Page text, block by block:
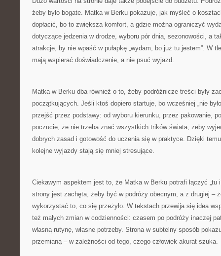
żeby było bogate. Matka w Berku pokazuje, jak myśleć o
dopłacić, bo to zwiększa komfort, a gdzie można ograniczyć
dotyczące jedzenia w drodze, wyboru pór dnia, sezonowości, a
atrakcje, by nie wpaść w pułapkę „wydam, bo już tu jestem”. W
mają wspierać doświadczenie, a nie psuć wyjazd.
Matka w Berku dba również o to, żeby podróżnicze treści były
początkujących. Jeśli ktoś dopiero startuje, bo wcześniej „nie
przejść przez podstawy: od wyboru kierunku, przez pakowanie,
poczucie, że nie trzeba znać wszystkich trików świata, żeby
dobrych zasad i gotowość do uczenia się w praktyce. Dzięki
kolejne wyjazdy stają się mniej stresujące.
Ciekawym aspektem jest to, że Matka w Berku potrafi łączyć „tu i
strony jest zachęta, żeby być w podróży obecnym, a z drugiej –
wykorzystać to, co się przeżyło. W tekstach przewija się idea
też małych zmian w codzienności: czasem po podróży inaczej
własną rutynę, własne potrzeby. Strona w subtelny sposób
przemianą – w zależności od tego, czego człowiek akurat szuka.